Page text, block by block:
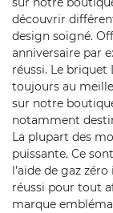
découvrir
design soigné.
anniversaire par
réussi. Le
toujours au
sur notre
notamment
La plupart des
puissante. Ce
l’aide de gaz
réussi pour tout
marque